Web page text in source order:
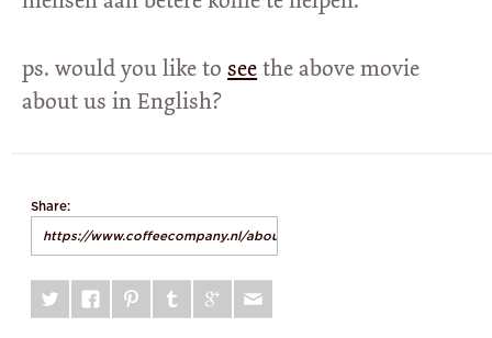
ps. would you like toseethe above movie
about us in English?
Share: